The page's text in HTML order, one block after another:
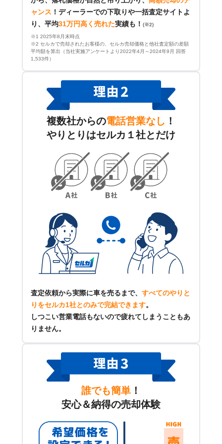
ャンス ！ ディーラーでの下取りや一括査定サイトよ
り、平均31万円高く売れた実績も！ (※2)
※1 2025年8月末時点
※2 セルカで売却されたお客様の、セルカ売却価格と他社査定額の差額
平均額を算出（当社実施アンケートより2022年4月～2024年9月 回答
1,533件）
複数社からの電話営業なし ！
やりとりはセルカ１社とだけ
査定依頼から実際に車を売るまで、 すべてのやりと
りをセルカ1社とのみで完結できます。
しつこい営業電話もないので疲れてしまうこともあ
りません。
誰でも簡単 ！
安心＆納得の売却体験